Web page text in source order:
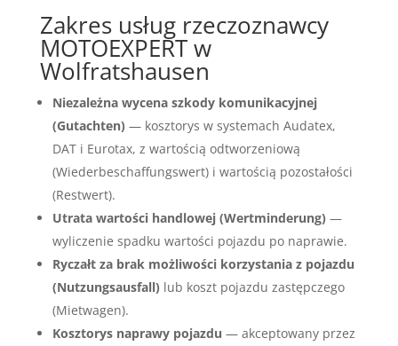
Zakres usług rzeczoznawcy
MOTOEXPERT w
Wolfratshausen
Niezależna wycena szkody komunikacyjnej
(Gutachten) — kosztorys w systemach Audatex,
DAT i Eurotax, z wartością odtworzeniową
(Wiederbeschaffungswert) i wartością pozostałości
(Restwert).
Utrata wartości handlowej (Wertminderung) —
wyliczenie spadku wartości pojazdu po naprawie.
Ryczałt za brak możliwości korzystania z pojazdu
(Nutzungsausfall) lub koszt pojazdu zastępczego
(Mietwagen).
Kosztorys naprawy pojazdu — akceptowany przez